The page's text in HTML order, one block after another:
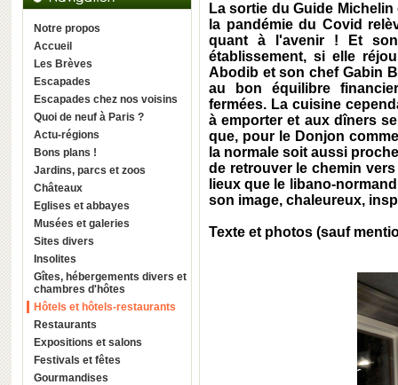
Notre propos
Accueil
Les Brèves
Escapades
Escapades chez nos voisins
Quoi de neuf à Paris ?
Actu-régions
Bons plans !
Jardins, parcs et zoos
Châteaux
Eglises et abbayes
Musées et galeries
Sites divers
Insolites
Gîtes, hébergements divers et
chambres d'hôtes
Hôtels et hôtels-restaurants
Restaurants
Expositions et salons
Festivals et fêtes
Gourmandises
La sortie du Guide
la pandémie du Covid
quant à l'avenir ! Et
établissement, si elle
Abodib et son chef Gabin
au bon équilibre
fermées. La cuisine
à emporter et aux dîners
que, pour le Donjon
la normale soit aussi
de retrouver le chemin
lieux que le libano-
son image, chaleureux,
Texte et photos (sauf